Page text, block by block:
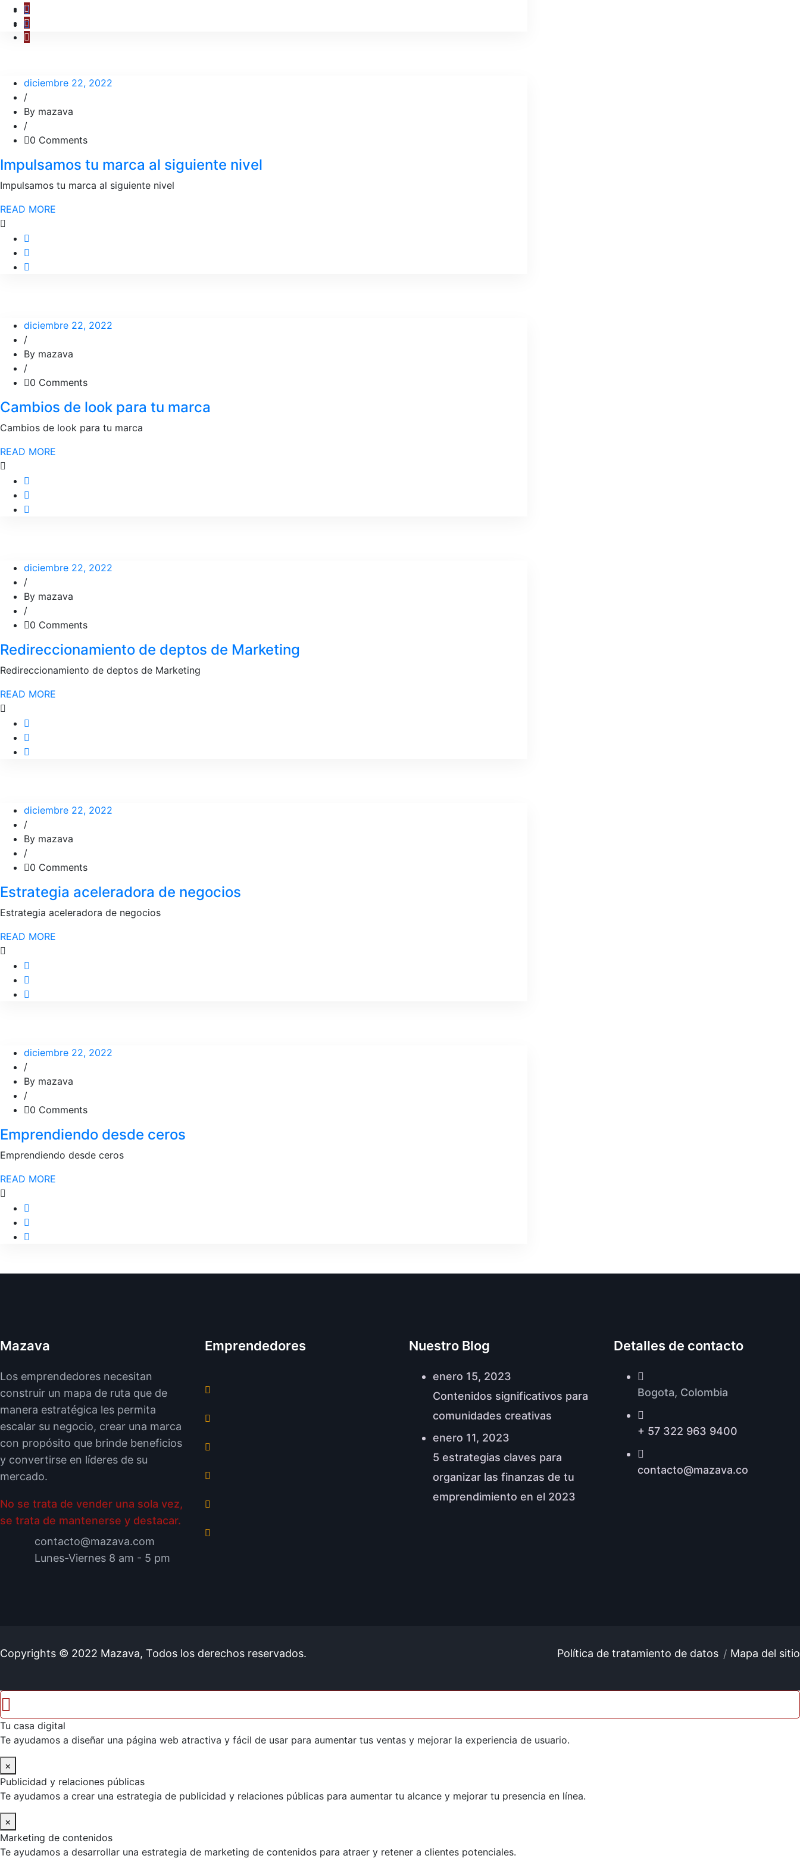
diciembre 22, 2022
/
By mazava
/
0 Comments
Impulsamos tu marca al siguiente nivel
Impulsamos tu marca al siguiente nivel
READ MORE
diciembre 22, 2022
/
By mazava
/
0 Comments
Cambios de look para tu marca
Cambios de look para tu marca
READ MORE
diciembre 22, 2022
/
By mazava
/
0 Comments
Redireccionamiento de deptos de Marketing
Redireccionamiento de deptos de Marketing
READ MORE
diciembre 22, 2022
/
By mazava
/
0 Comments
Estrategia aceleradora de negocios
Estrategia aceleradora de negocios
READ MORE
diciembre 22, 2022
/
By mazava
/
0 Comments
Emprendiendo desde ceros
Emprendiendo desde ceros
READ MORE
Mazava
Los emprendedores necesitan
construir un mapa de ruta que de
manera estratégica les permita
escalar su negocio, crear una marca
con propósito que brinde beneficios
y convertirse en líderes de su
mercado.
No se trata de vender una sola vez,
se trata de mantenerse y destacar.
contacto@mazava.com
Lunes-Viernes 8 am - 5 pm
Emprendedores Nuestro Blog
enero 15, 2023
Contenidos significativos para
comunidades creativas
enero 11, 2023
5 estrategias claves para
organizar las finanzas de tu
emprendimiento en el 2023
Detalles de contacto
Bogota, Colombia
+ 57 322 963 9400
contacto@mazava.co
Copyrights © 2022 Mazava, Todos los derechos reservados. Política de tratamiento de datos Mapa del sitio
Tu casa digital
Te ayudamos a diseñar una página web atractiva y fácil de usar para aumentar tus ventas y mejorar la experiencia de usuario.
×
Publicidad y relaciones públicas
Te ayudamos a crear una estrategia de publicidad y relaciones públicas para aumentar tu alcance y mejorar tu presencia en línea.
×
Marketing de contenidos
Te ayudamos a desarrollar una estrategia de marketing de contenidos para atraer y retener a clientes potenciales.